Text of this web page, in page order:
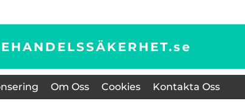
EHANDELSSÄKERHET.se
Om Oss Cookies Kontakta Oss